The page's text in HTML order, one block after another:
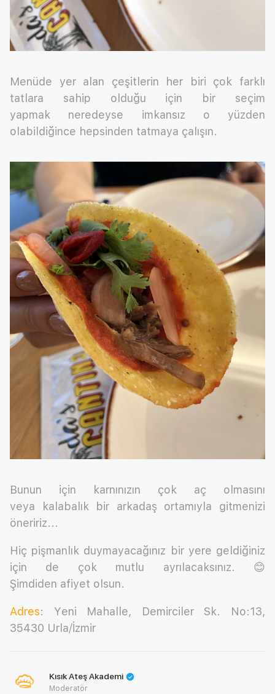
Menüde yer alan çeşitlerin her biri çok farklı
tatlara sahip olduğu için bir seçim
yapmak neredeyse imkansız o yüzden
olabildiğince hepsinden tatmaya çalışın.
Bunun için karnınızın çok aç olmasını
veya kalabalık bir arkadaş ortamıyla gitmenizi
öneririz...
Hiç pişmanlık duymayacağınız bir yere geldiğiniz
için de çok mutlu ayrılacaksınız. 😊
Şimdiden afiyet olsun.
Adres: Yeni Mahalle, Demirciler Sk. No:13,
35430 Urla/İzmir
Kısık Ateş Akademi
Moderatör